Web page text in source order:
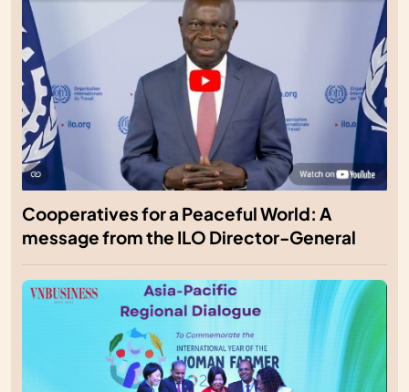
Cooperatives for a Peaceful World: A
message from the ILO Director-General